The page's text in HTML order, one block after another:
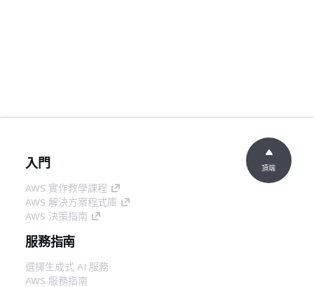
入門
AWS 實作教學課程
AWS 解決方案程式庫
AWS 決策指南
服務指南
選擇生成式 AI 服務
AWS 服務指南
頂端